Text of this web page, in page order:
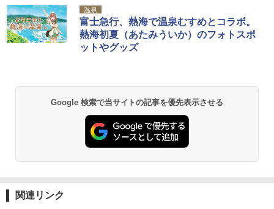
D40 地球の歩き方 チェンマイ タイ北部の魅
力的な町 2026～2027 地球の歩き方D アジア
￥2,079
￥2,695
僕が見た未来【完全版】
[キャンパーズコレクション 山善] ポップアッ
プテント 傘みたいに広げて畳める パッとサ
ッとサンシェード キューブ フルクローズ メ
ッシュ 簡単設置 ワンタッチテント キャンプ
&ハイキング カーキ PATC-150(KH)
PYKES PEAK (パイクスピーク) 着替えテン
ト プライバシー テント 【中が透けない】 1
人用 折りたたみ 防災グッズ 災害用トイレ ビ
ーチ ピクニック ポップアップテント 携帯 簡
易 トイレテント (ブラック)
GRANDOOR ステンレス保冷剤 2個セット 2
026リニューアル 急速冷凍 空間倍増 衛生的
コンパクト 保冷力長持ち
￥2,980
BUNDOK(バンドック)ソロ ドーム 1 EX BDK
レーム ドーム型 テント
￥14,800
熊撃退スプレー 熊よけスプレー 熊スプレー
温泉
富士急行、熱海で温泉むすめとコラボ。
熱海初夏（あたみういか）のフォトスポ
ットやグッズ
Google 検索で当サイトの記事を優先表示させる
関連リンク